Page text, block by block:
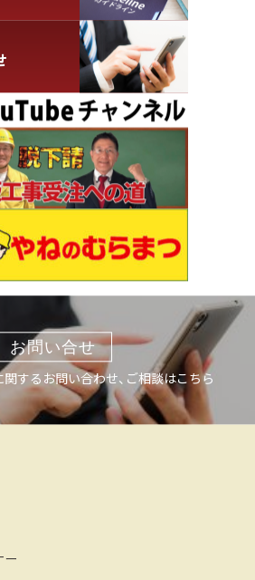
お問い合せ
するお問い合わせ、ご相談はこちら
ー